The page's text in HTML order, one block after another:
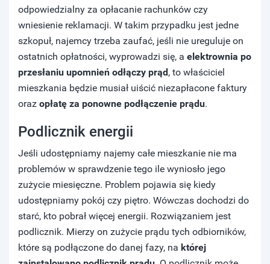
odpowiedzialny za opłacanie rachunków czy
wniesienie reklamacji. W takim przypadku jest jedne
szkopuł, najemcy trzeba zaufać, jeśli nie ureguluje on
ostatnich opłatności, wyprowadzi się, a elektrownia po
przesłaniu upomnień odłączy prąd, to właściciel
mieszkania będzie musiał uiścić niezapłacone faktury
oraz opłatę za ponowne podłączenie prądu.
Podlicznik energii
Jeśli udostępniamy najemy całe mieszkanie nie ma
problemów w sprawdzenie tego ile wyniosło jego
zużycie miesięczne. Problem pojawia się kiedy
udostępniamy pokój czy piętro. Wówczas dochodzi do
starć, kto pobrał więcej energii. Rozwiązaniem jest
podlicznik. Mierzy on zużycie prądu tych odbiorników,
które są podłączone do danej fazy, na której